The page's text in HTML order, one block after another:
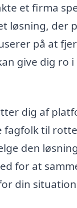
et firma
løsning, der
på at
give dig ro
dig af
fagfolk til
den
for at
din